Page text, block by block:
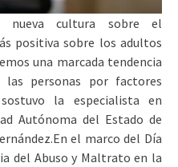
nueva cultura sobre el
positiva sobre los adultos
una marcada tendencia
personas por factores
la especialista en
Autónoma del Estado de
En el marco del Día
del Abuso y Maltrato en la